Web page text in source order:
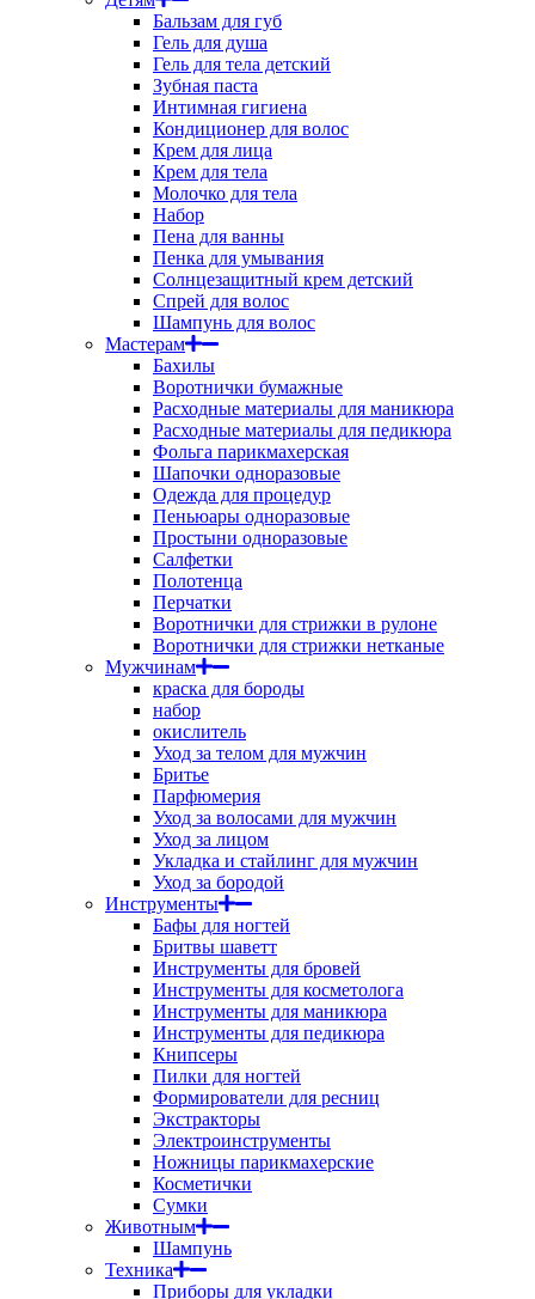
Бальзам для губ
Гель для душа
Гель для тела детский
Зубная паста
Интимная гигиена
Кондиционер для волос
Крем для лица
Крем для тела
Молочко для тела
Набор
Пена для ванны
Пенка для умывания
Солнцезащитный крем детский
Спрей для волос
Шампунь для волос
Мастерам
Бахилы
Воротнички бумажные
Расходные материалы для маникюра
Расходные материалы для педикюра
Фольга парикмахерская
Шапочки одноразовые
Одежда для процедур
Пеньюары одноразовые
Простыни одноразовые
Салфетки
Полотенца
Перчатки
Воротнички для стрижки в рулоне
Воротнички для стрижки нетканые
Мужчинам
краска для бороды
набор
окислитель
Уход за телом для мужчин
Бритье
Парфюмерия
Уход за волосами для мужчин
Уход за лицом
Укладка и стайлинг для мужчин
Уход за бородой
Инструменты
Бафы для ногтей
Бритвы шаветт
Инструменты для бровей
Инструменты для косметолога
Инструменты для маникюра
Инструменты для педикюра
Книпсеры
Пилки для ногтей
Формирователи для ресниц
Экстракторы
Электроинструменты
Ножницы парикмахерские
Косметички
Сумки
Животным
Шампунь
Техника
Приборы для укладки